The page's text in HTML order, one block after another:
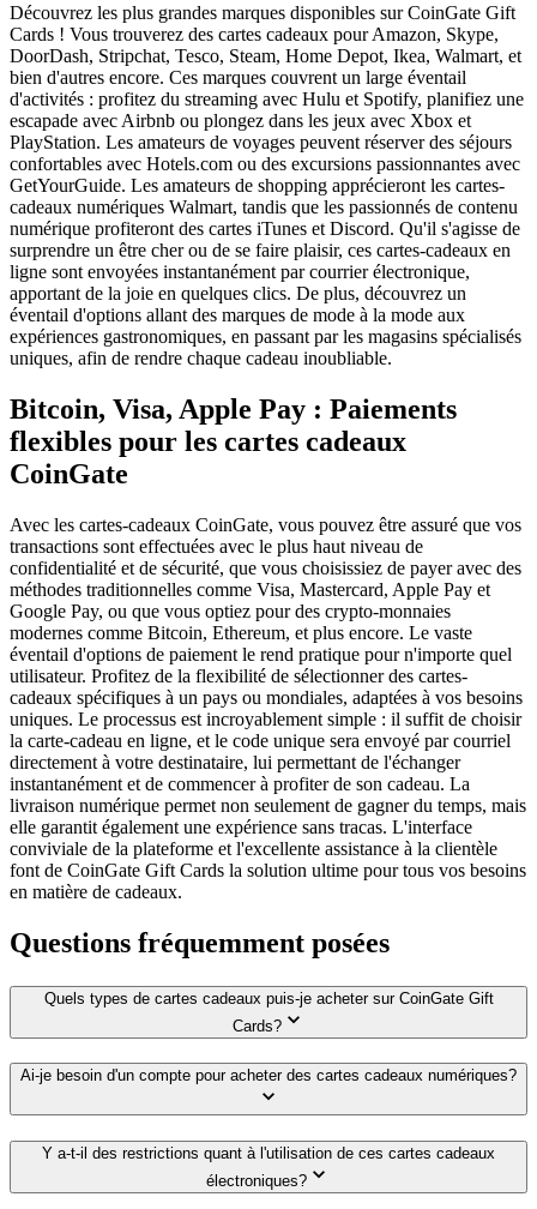
Découvrez les plus grandes marques disponibles sur CoinGate Gift
Cards ! Vous trouverez des cartes cadeaux pour Amazon, Skype,
DoorDash, Stripchat, Tesco, Steam, Home Depot, Ikea, Walmart, et
bien d'autres encore. Ces marques couvrent un large éventail
d'activités : profitez du streaming avec Hulu et Spotify, planifiez une
escapade avec Airbnb ou plongez dans les jeux avec Xbox et
PlayStation. Les amateurs de voyages peuvent réserver des séjours
confortables avec Hotels.com ou des excursions passionnantes avec
GetYourGuide. Les amateurs de shopping apprécieront les cartes-
cadeaux numériques Walmart, tandis que les passionnés de contenu
numérique profiteront des cartes iTunes et Discord. Qu'il s'agisse de
surprendre un être cher ou de se faire plaisir, ces cartes-cadeaux en
ligne sont envoyées instantanément par courrier électronique,
apportant de la joie en quelques clics. De plus, découvrez un
éventail d'options allant des marques de mode à la mode aux
expériences gastronomiques, en passant par les magasins spécialisés
uniques, afin de rendre chaque cadeau inoubliable.
Bitcoin, Visa, Apple Pay : Paiements
flexibles pour les cartes cadeaux
CoinGate
Avec les cartes-cadeaux CoinGate, vous pouvez être assuré que vos
transactions sont effectuées avec le plus haut niveau de
confidentialité et de sécurité, que vous choisissiez de payer avec des
méthodes traditionnelles comme Visa, Mastercard, Apple Pay et
Google Pay, ou que vous optiez pour des crypto-monnaies
modernes comme Bitcoin, Ethereum, et plus encore. Le vaste
éventail d'options de paiement le rend pratique pour n'importe quel
utilisateur. Profitez de la flexibilité de sélectionner des cartes-
cadeaux spécifiques à un pays ou mondiales, adaptées à vos besoins
uniques. Le processus est incroyablement simple : il suffit de choisir
la carte-cadeau en ligne, et le code unique sera envoyé par courriel
directement à votre destinataire, lui permettant de l'échanger
instantanément et de commencer à profiter de son cadeau. La
livraison numérique permet non seulement de gagner du temps, mais
elle garantit également une expérience sans tracas. L'interface
conviviale de la plateforme et l'excellente assistance à la clientèle
font de CoinGate Gift Cards la solution ultime pour tous vos besoins
en matière de cadeaux.
Questions fréquemment posées
Quels types de cartes cadeaux puis-je acheter sur CoinGate Gift
Cards?
Ai-je besoin d'un compte pour acheter des cartes cadeaux numériques?
Y a-t-il des restrictions quant à l'utilisation de ces cartes cadeaux
électroniques?